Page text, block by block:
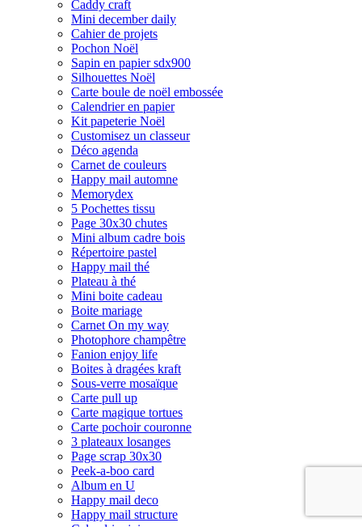
Caddy craft
Mini december daily
Cahier de projets
Pochon Noël
Sapin en papier sdx900
Silhouettes Noël
Carte boule de noël embossée
Calendrier en papier
Kit papeterie Noël
Customisez un classeur
Déco agenda
Carnet de couleurs
Happy mail automne
Memorydex
5 Pochettes tissu
Page 30x30 chutes
Mini album cadre bois
Répertoire pastel
Happy mail thé
Plateau à thé
Mini boite cadeau
Boite mariage
Carnet On my way
Photophore champêtre
Fanion enjoy life
Boites à dragées kraft
Sous-verre mosaïque
Carte pull up
Carte magique tortues
Carte pochoir couronne
3 plateaux losanges
Page scrap 30x30
Peek-a-boo card
Album en U
Happy mail deco
Happy mail structure